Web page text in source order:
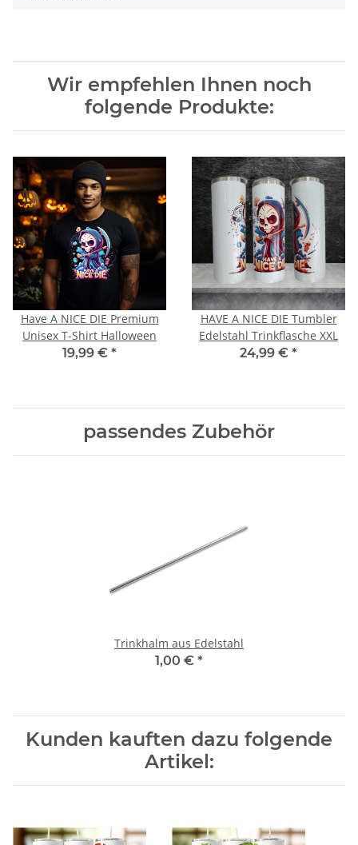
Wir empfehlen Ihnen noch
folgende Produkte:
Have A NICE DIE Premium
Unisex T-Shirt Halloween
19,99 € *
HAVE A NICE DIE Tumbler
Edelstahl Trinkflasche XXL
24,99 € *
passendes Zubehör
Trinkhalm aus Edelstahl
1,00 € *
Kunden kauften dazu folgende
Artikel: